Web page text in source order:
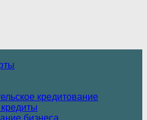
кредитование
бизнеса